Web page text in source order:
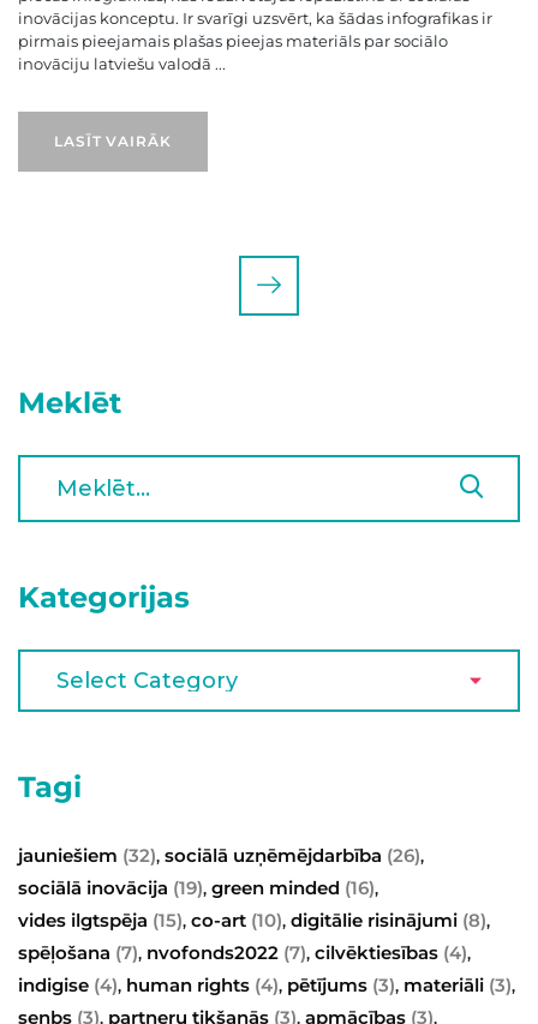
inovācijas konceptu. Ir svarīgi uzsvērt, ka šādas infografikas ir
pirmais pieejamais plašas pieejas materiāls par sociālo
inovāciju latviešu valodā ...
LASĪT VAIRĀK
Meklēt
Kategorijas
Tagi
jauniešiem (32), sociālā uzņēmējdarbība (26),
sociālā inovācija (19), green minded (16),
vides ilgtspēja (15), co-art (10), digitālie risinājumi (8),
spēļošana (7), nvofonds2022 (7), cilvēktiesības (4),
indigise (4), human rights (4), pētījums (3), materiāli (3),
senbs (3), partneru tikšanās (3), apmācības (3),